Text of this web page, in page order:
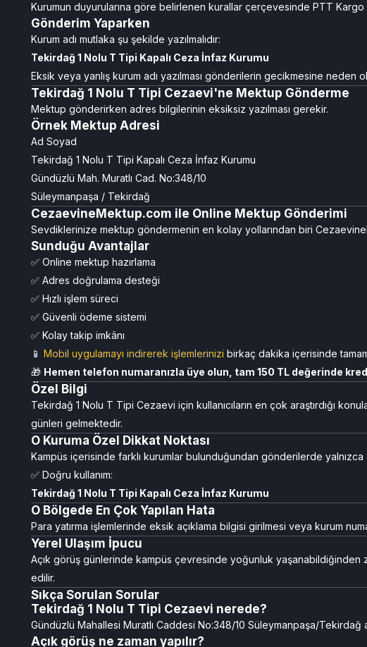
Kurumun duyurularına göre belirlenen kurallar çerçevesinde PTT Kargo
Gönderim Yaparken
Kurum adı mutlaka şu şekilde yazılmalıdır:
Tekirdağ 1 Nolu T Tipi Kapalı Ceza İnfaz Kurumu
Eksik veya yanlış kurum adı yazılması gönderilerin gecikmesine neden
Tekirdağ 1 Nolu T Tipi Cezaevi'ne Mektup Gönderme
Mektup gönderirken adres bilgilerinin eksiksiz yazılması gerekir.
Örnek Mektup Adresi
Ad Soyad
Tekirdağ 1 Nolu T Tipi Kapalı Ceza İnfaz Kurumu
Gündüzlü Mah. Muratlı Cad. No:348/10
Süleymanpaşa / Tekirdağ
CezaevineMektup.com ile Online Mektup Gönderimi
Sevdiklerinize mektup göndermenin en kolay yollarından biri
Sunduğu Avantajlar
✅ Online mektup hazırlama
✅ Adres doğrulama desteği
✅ Hızlı işlem süreci
✅ Güvenli ödeme sistemi
✅ Kolay takip imkânı
📱 Mobil uygulamayı indirerek işlemlerinizi birkaç dakika içerisinde
🎁 Hemen telefon numaranızla üye olun, tam 150 TL değerinde
Özel Bilgi
Tekirdağ 1 Nolu T Tipi Cezaevi için kullanıcıların en çok araştırdığı
günleri gelmektedir.
O Kuruma Özel Dikkat Noktası
Kampüs içerisinde farklı kurumlar bulunduğundan gönderilerde
✅ Doğru kullanım:
Tekirdağ 1 Nolu T Tipi Kapalı Ceza İnfaz Kurumu
O Bölgede En Çok Yapılan Hata
Para yatırma işlemlerinde eksik açıklama bilgisi girilmesi veya kurum
Yerel Ulaşım İpucu
Açık görüş günlerinde kampüs çevresinde yoğunluk
edilir.
Sıkça Sorulan Sorular
Tekirdağ 1 Nolu T Tipi Cezaevi nerede?
Gündüzlü Mahallesi Muratlı Caddesi No:348/10 Süleymanpaşa/Tekirdağ
Açık görüş ne zaman yapılır?